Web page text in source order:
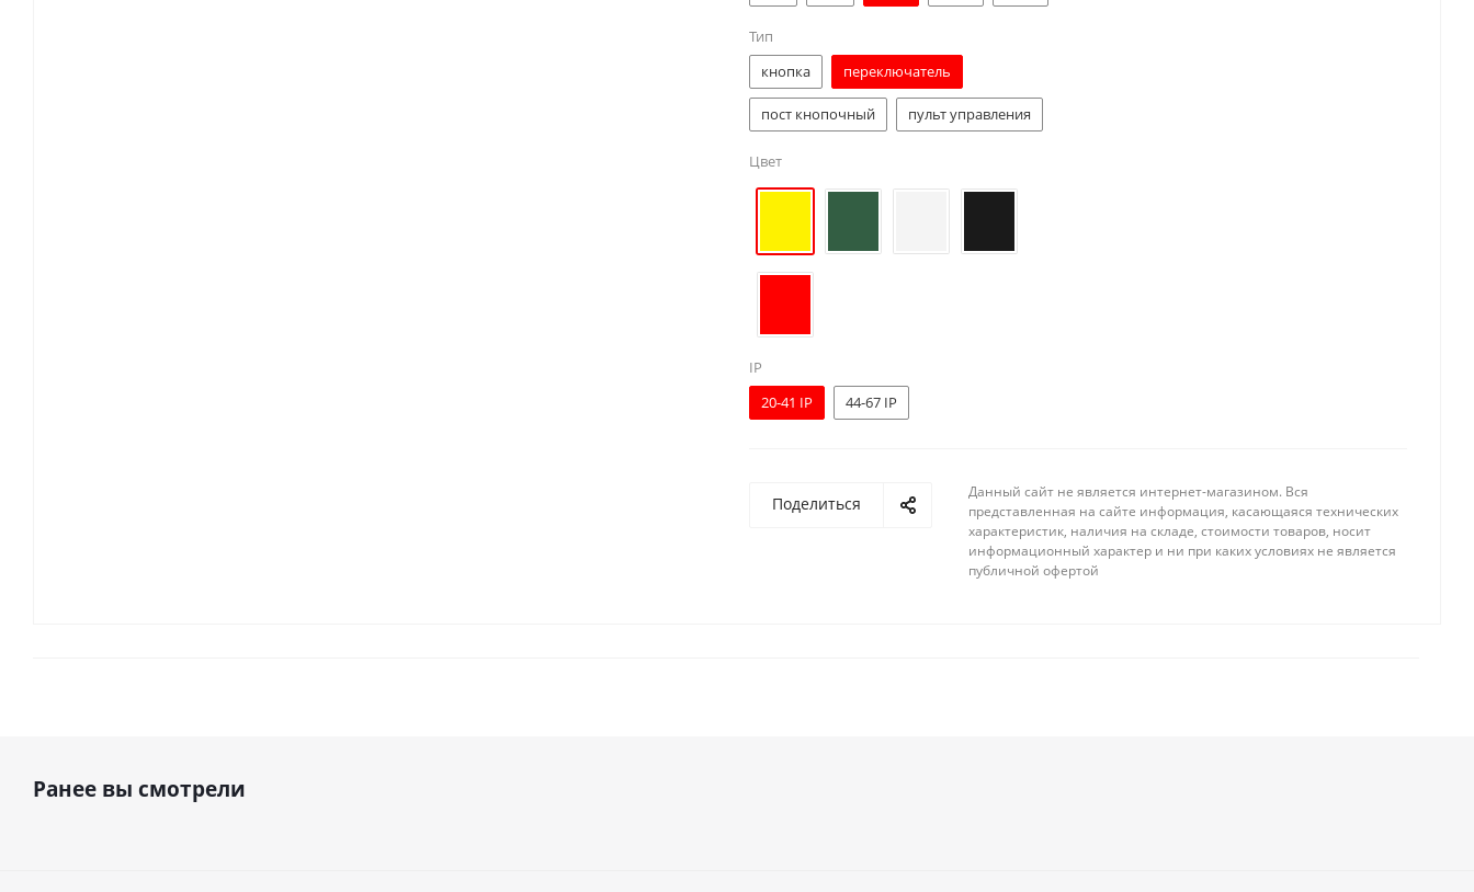
Тип
кнопка
переключатель
пост кнопочный пульт управления
Цвет
IP
20-41 IP
44-67 IP
Поделиться
Данный сайт не является интернет-магазином. Вся
представленная на сайте информация, касающаяся технических
характеристик, наличия на складе, стоимости товаров, носит
информационный характер и ни при каких условиях не является
публичной офертой
Ранее вы смотрели